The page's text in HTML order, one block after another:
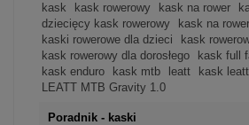
kask kask rowerowy kask na rower
dziecięcy kask rowerowy
kask na
kaski rowerowe dla dzieci
kask
kask rowerowy dla dorosłego
kask full
kask enduro
kask mtb leatt kask leatt
LEATT MTB Gravity 1.0
Poradnik - kaski